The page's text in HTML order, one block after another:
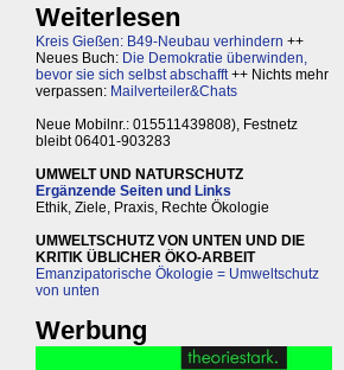
Weiterlesen
Kreis Gießen: B49-Neubau verhindern ++
Neues Buch: Die Demokratie überwinden,
bevor sie sich selbst abschafft++ Nichts mehr
verpassen: Mailverteiler&Chats
Neue Mobilnr.: 015511439808), Festnetz
bleibt 06401-903283
UMWELT UND NATURSCHUTZ
Ergänzende Seiten und Links
Ethik, Ziele, Praxis, Rechte Ökologie
UMWELTSCHUTZ VON UNTEN UND DIE
KRITIK ÜBLICHER ÖKO-ARBEIT
Emanzipatorische Ökologie = Umweltschutz
von unten
Werbung